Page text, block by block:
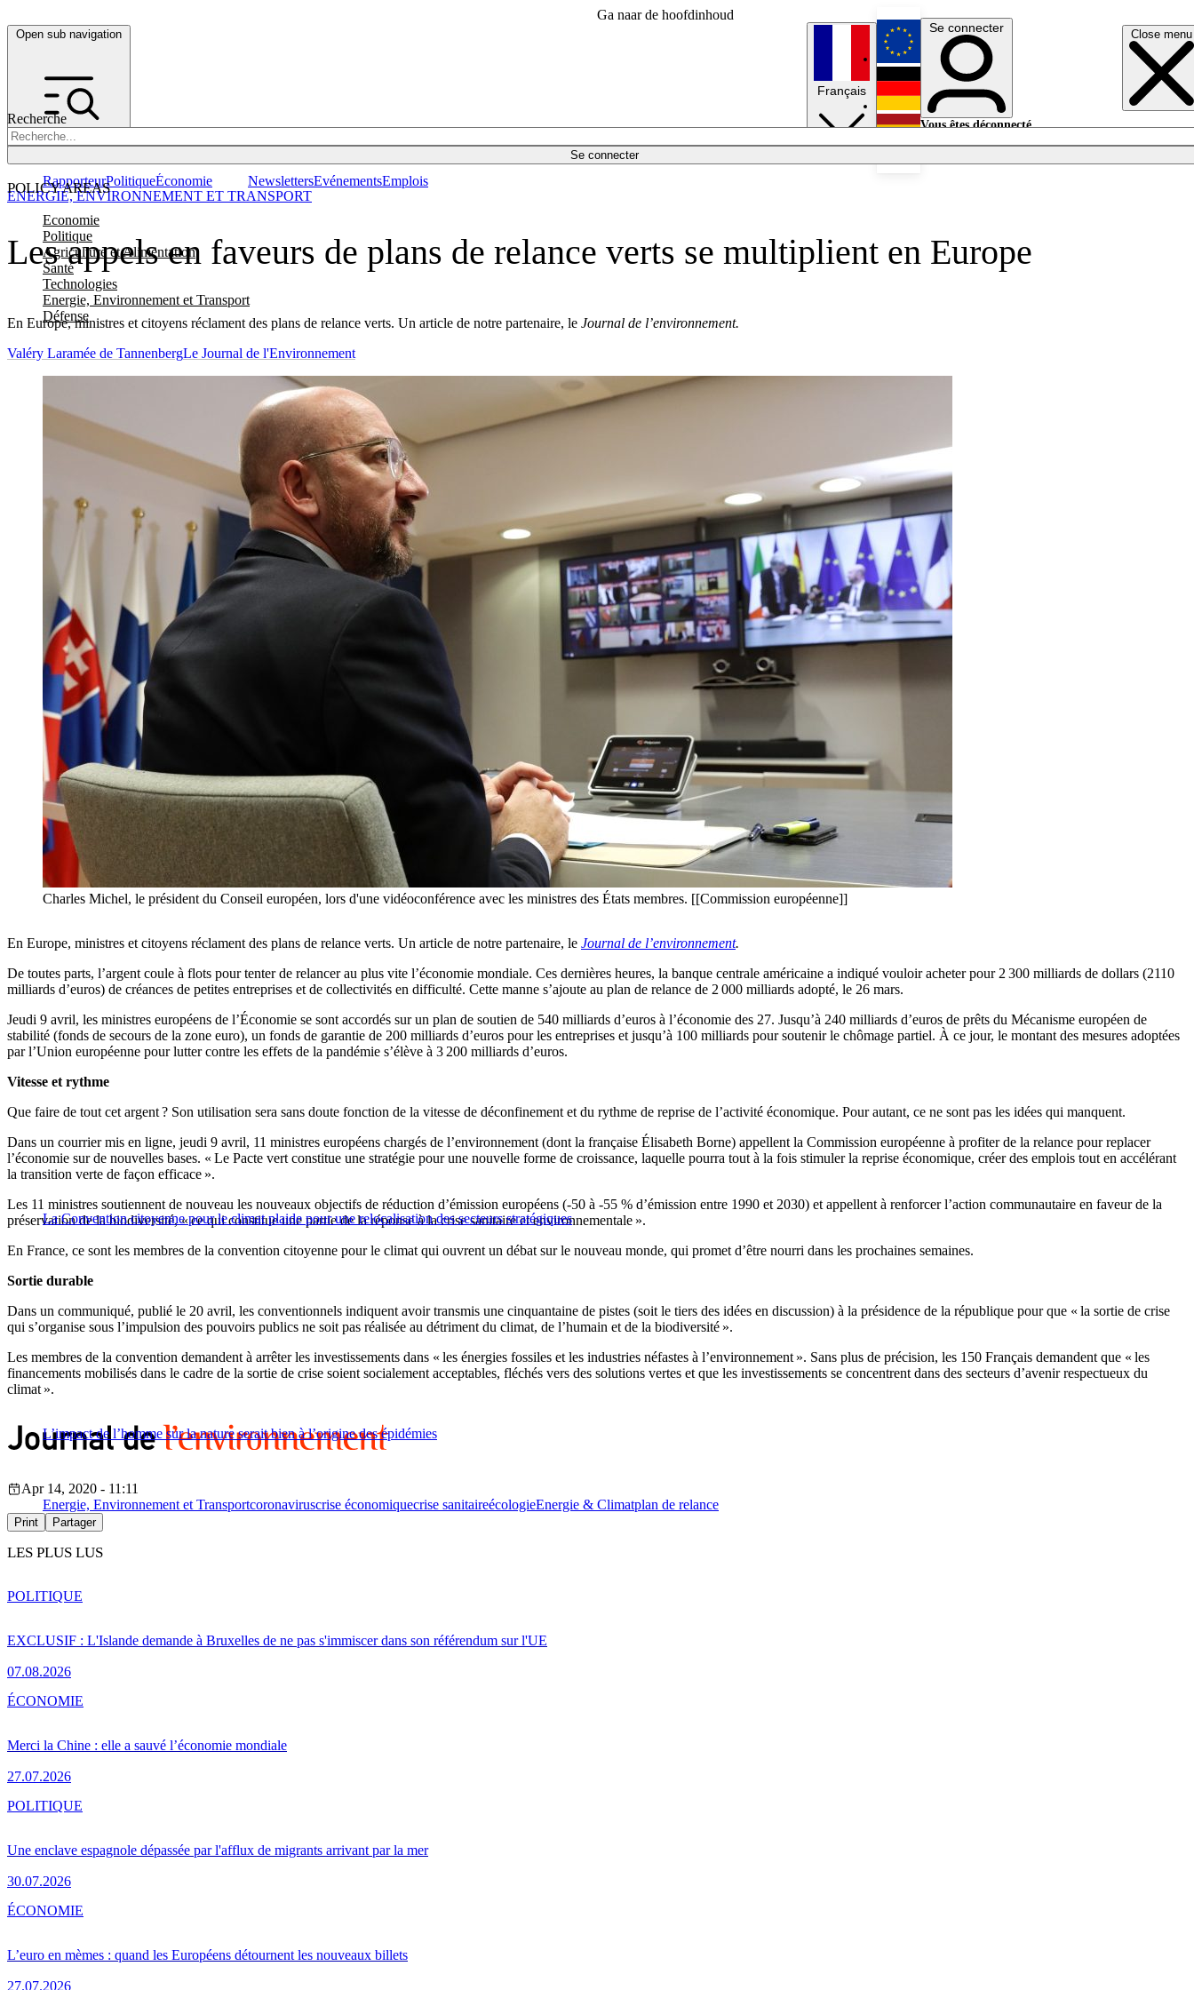
Ga naar de hoofdinhoud
Open sub navigation Close menu
Recherche
Se connecter
POLICY AREAS
Economie
Politique
Agriculture et Alimentation
Santé
Technologies
Energie, Environnement et Transport
Défense
RapporteurPolitiqueÉconomie NewslettersEvénementsEmplois
Français
English
Deutsch
Se connecter
Vous êtes déconnecté.
Les appels en faveurs de plans de relance verts se multiplient en Europe
En Europe, ministres et citoyens réclament des plans de relance verts. Un article de notre partenaire, le Journal de l’environnement.
ENERGIE, ENVIRONNEMENT ET TRANSPORT
Valéry Laramée de TannenbergLe Journal de l'Environnement
Charles Michel, le président du Conseil européen, lors d'une vidéoconférence avec les ministres des États membres. [[Commission européenne]]
En Europe, ministres et citoyens réclament des plans de relance verts. Un article de notre partenaire, le Journal de l’environnement.
De toutes parts, l’argent coule à flots pour tenter de relancer au plus vite l’économie mondiale. Ces dernières heures, la banque centrale américaine a indiqué vouloir acheter pour 2 300 milliards de dollars (2110
milliards d’euros) de créances de petites entreprises et de collectivités en difficulté. Cette manne s’ajoute au plan de relance de 2 000 milliards adopté, le 26 mars.
Jeudi 9 avril, les ministres européens de l’Économie se sont accordés sur un plan de soutien de 540 milliards d’euros à l’économie des 27. Jusqu’à 240 milliards d’euros de prêts du Mécanisme européen de
stabilité (fonds de secours de la zone euro), un fonds de garantie de 200 milliards d’euros pour les entreprises et jusqu’à 100 milliards pour soutenir le chômage partiel. À ce jour, le montant des mesures adoptées
par l’Union européenne pour lutter contre les effets de la pandémie s’élève à 3 200 milliards d’euros.
Vitesse et rythme
Que faire de tout cet argent ? Son utilisation sera sans doute fonction de la vitesse de déconfinement et du rythme de reprise de l’activité économique. Pour autant, ce ne sont pas les idées qui manquent.
Dans un courrier mis en ligne, jeudi 9 avril, 11 ministres européens chargés de l’environnement (dont la française Élisabeth Borne) appellent la Commission européenne à profiter de la relance pour replacer
l’économie sur de nouvelles bases. « Le Pacte vert constitue une stratégie pour une nouvelle forme de croissance, laquelle pourra tout à la fois stimuler la reprise économique, créer des emplois tout en accélérant
la transition verte de façon efficace ».
La Convention citoyenne pour le climat plaide pour une relocalisation des secteurs stratégiques
Les 11 ministres soutiennent de nouveau les nouveaux objectifs de réduction d’émission européens (-50 à -55 % d’émission entre 1990 et 2030) et appellent à renforcer l’action communautaire en faveur de la
préservation de la biodiversité, « ce qui constitue une partie de la réponse à la crise sanitaire et environnementale ».
En France, ce sont les membres de la convention citoyenne pour le climat qui ouvrent un débat sur le nouveau monde, qui promet d’être nourri dans les prochaines semaines.
Sortie durable
Dans un communiqué, publié le 20 avril, les conventionnels indiquent avoir transmis une cinquantaine de pistes (soit le tiers des idées en discussion) à la présidence de la république pour que « la sortie de crise
qui s’organise sous l’impulsion des pouvoirs publics ne soit pas réalisée au détriment du climat, de l’humain et de la biodiversité ».
Les membres de la convention demandent à arrêter les investissements dans « les énergies fossiles et les industries néfastes à l’environnement ». Sans plus de précision, les 150 Français demandent que « les
financements mobilisés dans le cadre de la sortie de crise soient socialement acceptables, fléchés vers des solutions vertes et que les investissements se concentrent dans des secteurs d’avenir respectueux du
climat ».
L’impact de l’homme sur la nature serait bien à l’origine des épidémies
Apr 14, 2020 - 11:11
Energie, Environnement et Transportcoronaviruscrise économiquecrise sanitaireécologieEnergie & Climatplan de relance
Print Partager
LES PLUS LUS
EXCLUSIF : L'Islande demande à Bruxelles de ne pas s'immiscer dans son référendum sur l'UE
07.08.2026
POLITIQUE
Merci la Chine : elle a sauvé l’économie mondiale
27.07.2026
ÉCONOMIE
Une enclave espagnole dépassée par l'afflux de migrants arrivant par la mer
30.07.2026
POLITIQUE
L’euro en mèmes : quand les Européens détournent les nouveaux billets
27.07.2026
ÉCONOMIE